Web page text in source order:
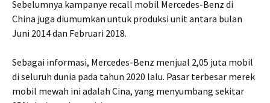
Sebelumnya kampanye recall mobil Mercedes-Benz di
China juga diumumkan untuk produksi unit antara bulan
Juni 2014 dan Februari 2018.
Sebagai informasi, Mercedes-Benz menjual 2,05 juta mobil
di seluruh dunia pada tahun 2020 lalu. Pasar terbesar merek
mobil mewah ini adalah Cina, yang menyumbang sekitar